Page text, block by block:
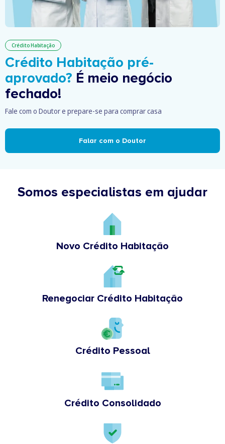
Crédito Habitação
Crédito Habitação pré-
aprovado? É meio negócio
fechado!
Fale com o Doutor e prepare-se para comprar casa
Falar com o Doutor
Somos especialistas em ajudar
Novo Crédito Habitação
Renegociar Crédito Habitação
Crédito Pessoal
Crédito Consolidado